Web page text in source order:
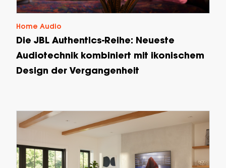
Home Audio
Die JBL Authentics-Reihe: Neueste
Audiotechnik kombiniert mit ikonischem
Design der Vergangenheit